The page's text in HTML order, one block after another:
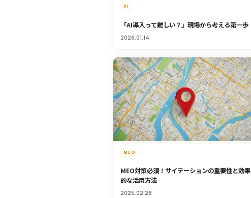
AI
「AI導入って難しい？」現場から考える第一歩
2026.01.14
MEO
MEO対策必須！サイテーションの重要性と効果
的な活用方法
2025.02.28